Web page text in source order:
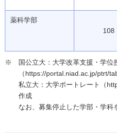
薬科学部
108
国公立大：大学改革支援・学位
（https://portal.niad.ac.jp/ptrt/
私立大：大学ポートレート（
作成
なお、募集停止した学部・学科